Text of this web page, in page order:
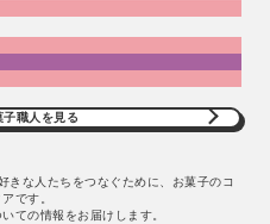
職人を見る​
きな人たちをつなぐために、お菓子のコ
です。
ての情報をお届けします。